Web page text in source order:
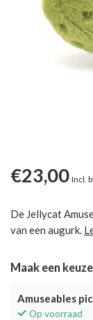
€23,00 Incl.
De Jellycat
van een augurk.
Maak een keuze
Amuseables
Op voorraad